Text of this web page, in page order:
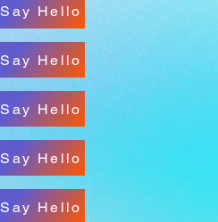
Say Hello
Say Hello
Say Hello
Say Hello
Say Hello